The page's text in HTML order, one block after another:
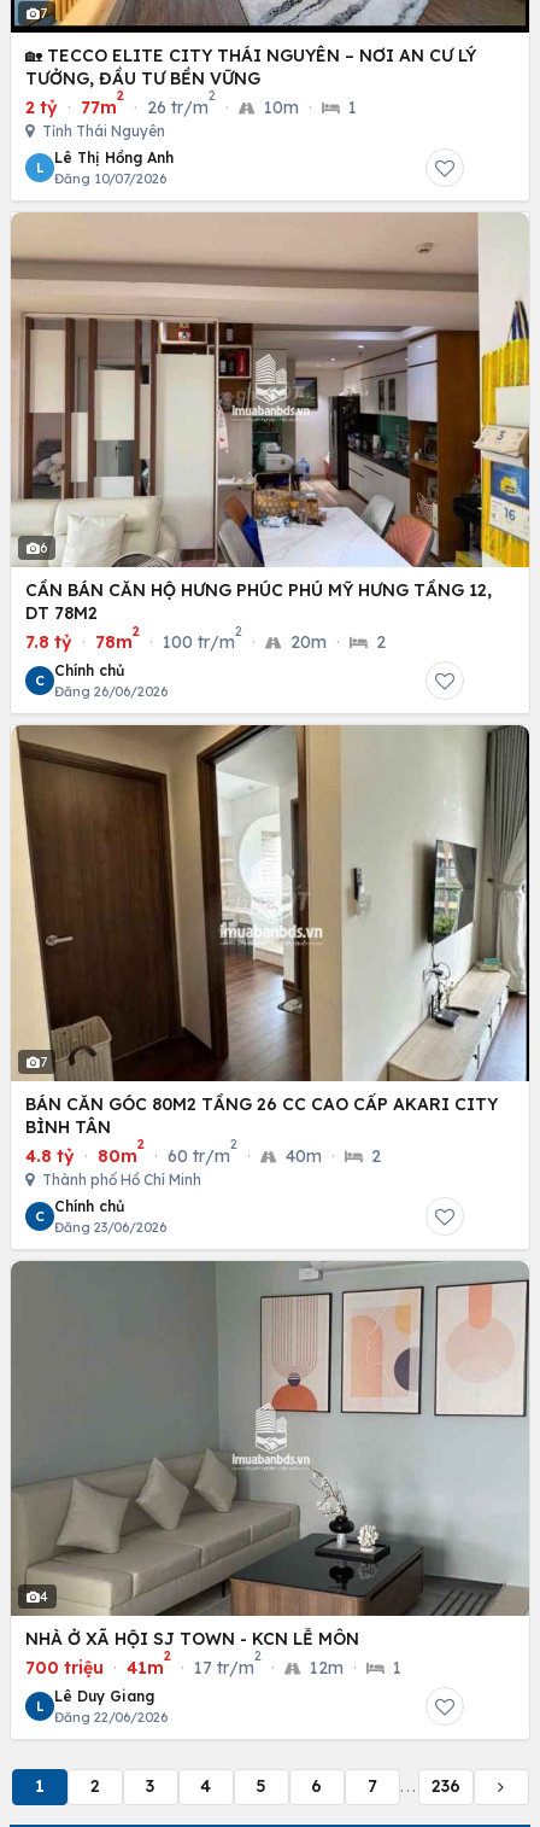
7
🏡 TECCO ELITE CITY THÁI NGUYÊN – NƠI AN CƯ LÝ
TƯỞNG, ĐẦU TƯ BỀN VỮNG
2 tỷ · 77m
2
· 26 tr/m
2
· 10m · 1
Tỉnh Thái Nguyên
L
Lê Thị Hồng Anh
Đăng 10/07/2026
6
CẦN BÁN CĂN HỘ HƯNG PHÚC PHÚ MỸ HƯNG TẦNG 12,
DT 78M2
7.8 tỷ · 78m
2
· 100 tr/m
2
· 20m · 2
C
Chính chủ
Đăng 26/06/2026
7
BÁN CĂN GÓC 80M2 TẦNG 26 CC CAO CẤP AKARI CITY
BÌNH TÂN
4.8 tỷ · 80m
2
· 60 tr/m
2
· 40m · 2
Thành phố Hồ Chí Minh
C
Chính chủ
Đăng 23/06/2026
4
NHÀ Ở XÃ HỘI SJ TOWN - KCN LỄ MÔN
700 triệu · 41m
2
· 17 tr/m
2
· 12m · 1
L
Lê Duy Giang
Đăng 22/06/2026
1 2 3 4 5 6 7 ... 236